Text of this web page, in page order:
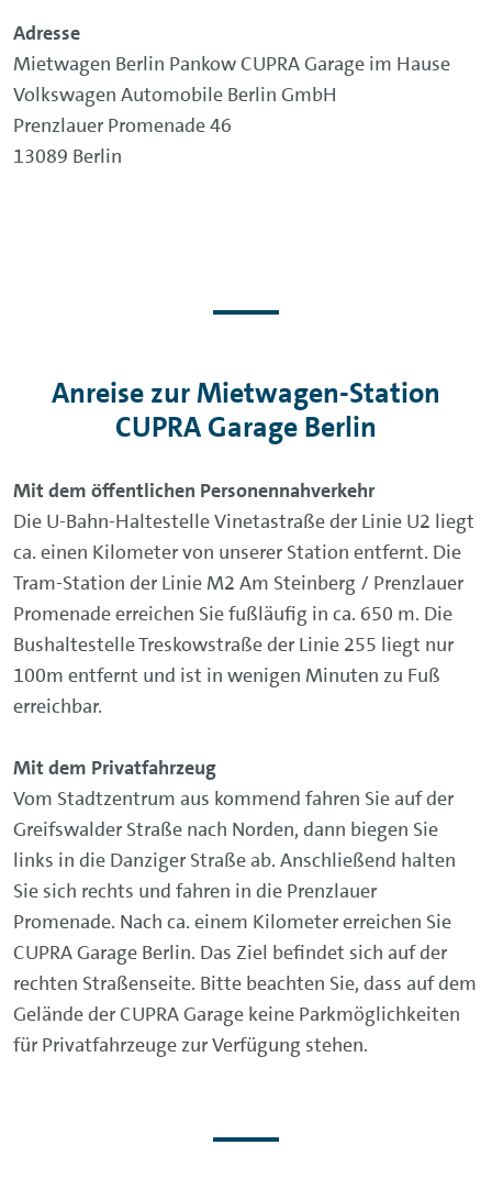
Adresse
Mietwagen Berlin Pankow CUPRA Garage im Hause
Volkswagen Automobile Berlin GmbH
Prenzlauer Promenade 46
13089 Berlin
Anreise zur Mietwagen-Station
CUPRA Garage Berlin
Mit dem öffentlichen Personennahverkehr
Die U-Bahn-Haltestelle Vinetastraße der Linie U2 liegt
ca. einen Kilometer von unserer Station entfernt. Die
Tram-Station der Linie M2 Am Steinberg / Prenzlauer
Promenade erreichen Sie fußläufig in ca. 650 m. Die
Bushaltestelle Treskowstraße der Linie 255 liegt nur
100m entfernt und ist in wenigen Minuten zu Fuß
erreichbar.
Mit dem Privatfahrzeug
Vom Stadtzentrum aus kommend fahren Sie auf der
Greifswalder Straße nach Norden, dann biegen Sie
links in die Danziger Straße ab. Anschließend halten
Sie sich rechts und fahren in die Prenzlauer
Promenade. Nach ca. einem Kilometer erreichen Sie
CUPRA Garage Berlin. Das Ziel befindet sich auf der
rechten Straßenseite. Bitte beachten Sie, dass auf dem
Gelände der CUPRA Garage keine Parkmöglichkeiten
für Privatfahrzeuge zur Verfügung stehen.